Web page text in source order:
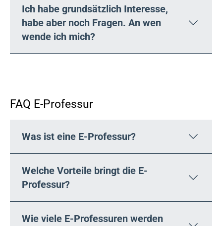
Ich habe grundsätzlich Interesse,
habe aber noch Fragen. An wen
wende ich mich?
FAQ E-Professur
Was ist eine E-Professur?
Welche Vorteile bringt die E-
Professur?
Wie viele E-Professuren werden